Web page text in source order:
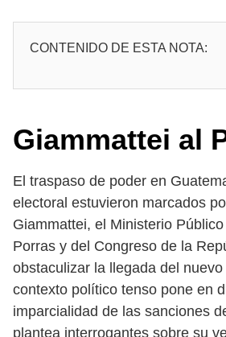
CONTENIDO DE ESTA NOTA:
Giammattei al
El traspaso de poder en
electoral estuvieron marcados
Giammattei, el Ministerio
Porras y del Congreso de la
obstaculizar la llegada del
contexto político tenso pone en
imparcialidad de las sanciones
plantea interrogantes sobre su